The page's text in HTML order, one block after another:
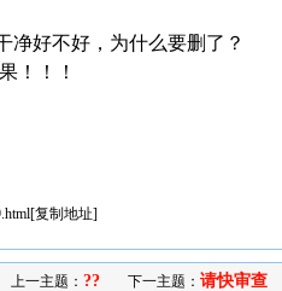
净好不好，为什么要删了？
！！！
[复制地址]
上一主题：?? 下一主题：请快审查